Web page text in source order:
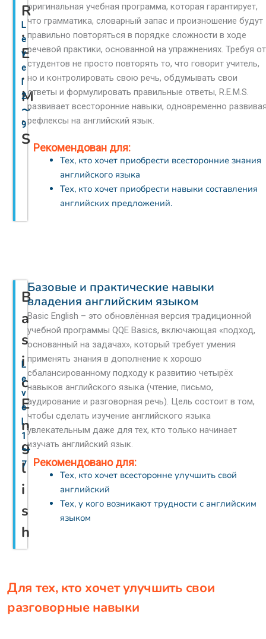
R
.
E
.
M
.
S
L
e
v
e
l
2
〜
9
оригинальная учебная программа, которая гарантирует,
что грамматика, словарный запас и произношение будут
правильно повторяться в порядке сложности в ходе
речевой практики, основанной на упражнениях. Требуя от
студентов не просто повторять то, что говорит учитель,
но и контролировать свою речь, обдумывать свои
ответы и формулировать правильные ответы, R.E.M.S.
развивает всесторонние навыки, одновременно
рефлексы на английский язык.
Рекомендован для:
Тех, кто хочет приобрести всесторонние знания
английского языка
Тех, кто хочет приобрести навыки составления
английских предложений.
B
a
s
i
c
E
n
g
l
i
s
h
L
e
v
e
l
1
〜
7
Базовые и практические навыки
владения английским языком
Basic English – это обновлённая версия традиционной
учебной программы QQE Basics, включающая «подход,
основанный на задачах», который требует умения
применять знания в дополнение к хорошо
сбалансированному подходу к развитию четырёх
навыков английского языка (чтение, письмо,
аудирование и разговорная речь). Цель состоит в том,
чтобы сделать изучение английского языка
увлекательным даже для тех, кто только начинает
изучать английский язык.
Рекомендовано для:
Тех, кто хочет всесторонне улучшить свой
английский
Тех, у кого возникают трудности с английским
языком
Для тех, кто хочет улучшить свои
разговорные навыки